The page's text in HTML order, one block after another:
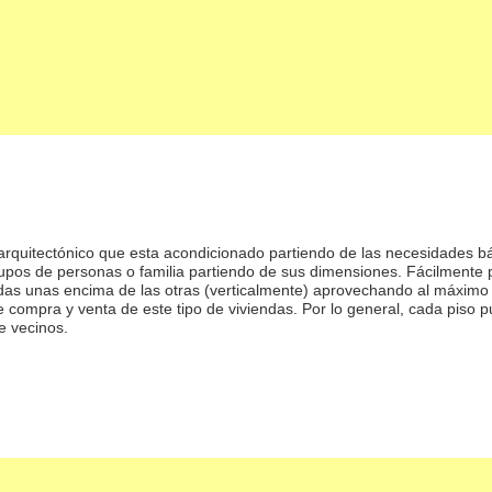
que esta acondicionado partiendo de las necesidades
de personas o familia partiendo de sus dimensiones.
unas encima de las otras (verticalmente) aprovechando al
y venta de este tipo de viviendas. Por lo general, cada piso
vecinos.